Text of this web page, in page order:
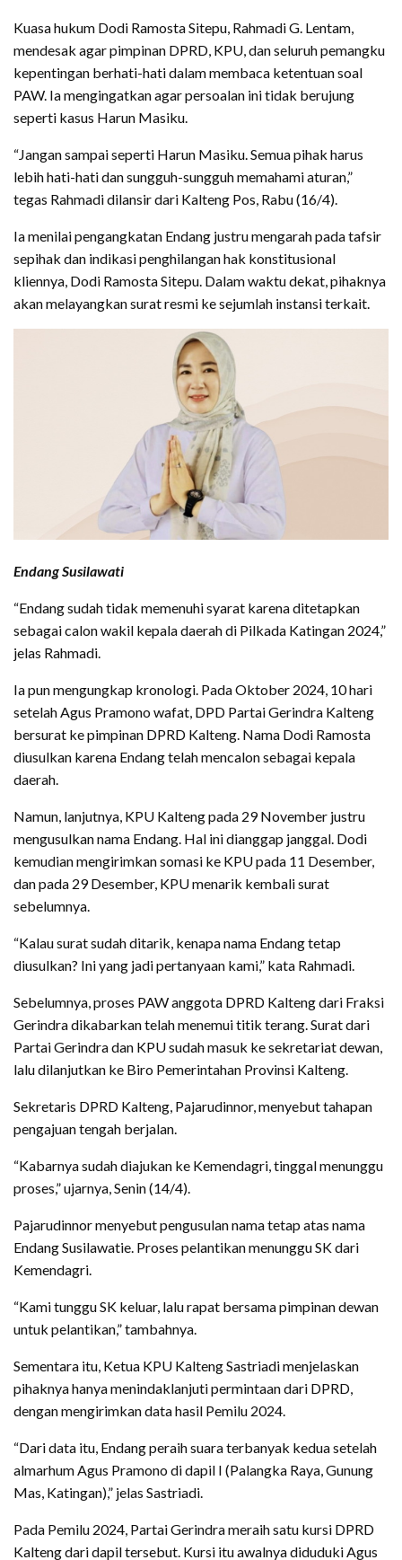
Kuasa hukum Dodi Ramosta Sitepu, Rahmadi G. Lentam,
mendesak agar pimpinan DPRD, KPU, dan seluruh pemangku
kepentingan berhati-hati dalam membaca ketentuan soal
PAW. Ia mengingatkan agar persoalan ini tidak berujung
seperti kasus Harun Masiku.
“Jangan sampai seperti Harun Masiku. Semua pihak harus
lebih hati-hati dan sungguh-sungguh memahami aturan,”
tegas Rahmadi dilansir dari Kalteng Pos, Rabu (16/4).
Ia menilai pengangkatan Endang justru mengarah pada tafsir
sepihak dan indikasi penghilangan hak konstitusional
kliennya, Dodi Ramosta Sitepu. Dalam waktu dekat, pihaknya
akan melayangkan surat resmi ke sejumlah instansi terkait.
Endang Susilawati
“Endang sudah tidak memenuhi syarat karena ditetapkan
sebagai calon wakil kepala daerah di Pilkada Katingan 2024,”
jelas Rahmadi.
Ia pun mengungkap kronologi. Pada Oktober 2024, 10 hari
setelah Agus Pramono wafat, DPD Partai Gerindra Kalteng
bersurat ke pimpinan DPRD Kalteng. Nama Dodi Ramosta
diusulkan karena Endang telah mencalon sebagai kepala
daerah.
Namun, lanjutnya, KPU Kalteng pada 29 November justru
mengusulkan nama Endang. Hal ini dianggap janggal. Dodi
kemudian mengirimkan somasi ke KPU pada 11 Desember,
dan pada 29 Desember, KPU menarik kembali surat
sebelumnya.
“Kalau surat sudah ditarik, kenapa nama Endang tetap
diusulkan? Ini yang jadi pertanyaan kami,” kata Rahmadi.
Sebelumnya, proses PAW anggota DPRD Kalteng dari Fraksi
Gerindra dikabarkan telah menemui titik terang. Surat dari
Partai Gerindra dan KPU sudah masuk ke sekretariat dewan,
lalu dilanjutkan ke Biro Pemerintahan Provinsi Kalteng.
Sekretaris DPRD Kalteng, Pajarudinnor, menyebut tahapan
pengajuan tengah berjalan.
“Kabarnya sudah diajukan ke Kemendagri, tinggal menunggu
proses,” ujarnya, Senin (14/4).
Pajarudinnor menyebut pengusulan nama tetap atas nama
Endang Susilawatie. Proses pelantikan menunggu SK dari
Kemendagri.
“Kami tunggu SK keluar, lalu rapat bersama pimpinan dewan
untuk pelantikan,” tambahnya.
Sementara itu, Ketua KPU Kalteng Sastriadi menjelaskan
pihaknya hanya menindaklanjuti permintaan dari DPRD,
dengan mengirimkan data hasil Pemilu 2024.
“Dari data itu, Endang peraih suara terbanyak kedua setelah
almarhum Agus Pramono di dapil I (Palangka Raya, Gunung
Mas, Katingan),” jelas Sastriadi.
Pada Pemilu 2024, Partai Gerindra meraih satu kursi DPRD
Kalteng dari dapil tersebut. Kursi itu awalnya diduduki Agus